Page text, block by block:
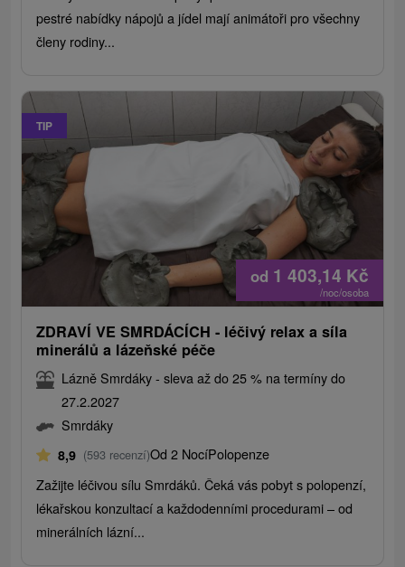
pestré nabídky nápojů a jídel mají animátoři pro všechny
členy rodiny...
TIP
od 1 403,14 Kč
/noc/osoba
ZDRAVÍ VE SMRDÁCÍCH - léčivý relax a síla
minerálů a lázeňské péče
Lázně Smrdáky - sleva až do 25 % na termíny do
27.2.2027
Smrdáky
8,9 (593 recenzí)Od 2 NocíPolopenze
Zažijte léčivou sílu Smrdáků. Čeká vás pobyt s polopenzí,
lékařskou konzultací a každodenními procedurami – od
minerálních lázní...